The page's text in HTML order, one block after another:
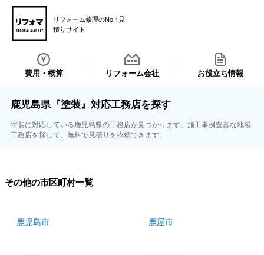
リフォーム修理のNo.1見
積りサイト
費用・概算 リフォーム会社 お役立ち情報
鹿児島県『塗装』対応工務店を探す
塗装に対応している鹿児島県の工務店が見つかります。施工事例豊富な地域
工務店を探して、無料で見積りを依頼できます。
その他の市区町村一覧
鹿児島市 鹿屋市